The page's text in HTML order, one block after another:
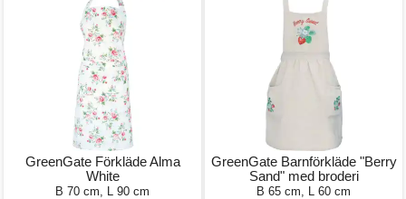
GreenGate Förkläde Alma
White
B 70 cm, L 90 cm
GreenGate Barnförkläde "Berry
Sand" med broderi
B 65 cm, L 60 cm